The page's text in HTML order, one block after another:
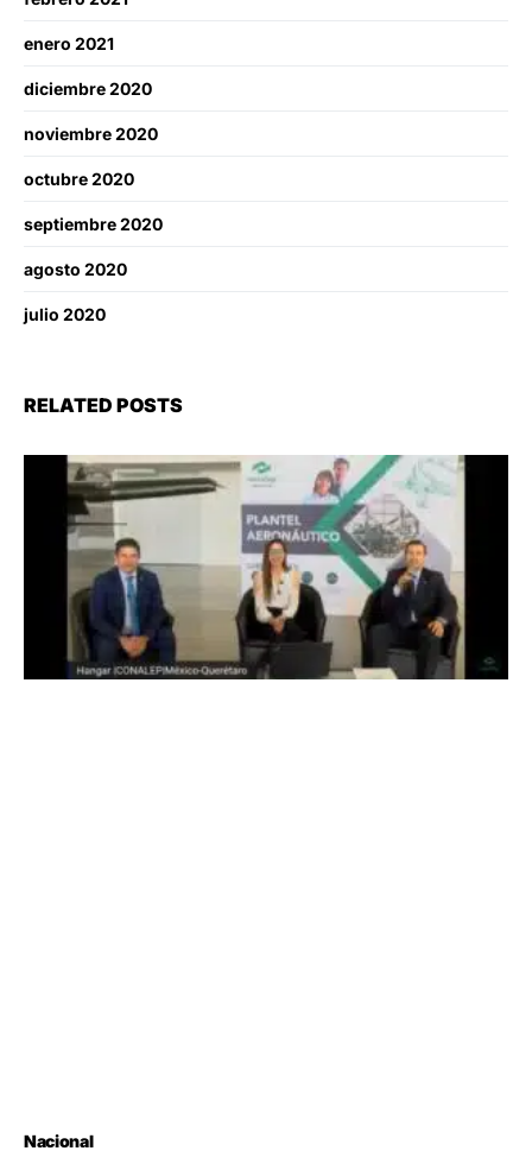
enero 2021
diciembre 2020
noviembre 2020
octubre 2020
septiembre 2020
agosto 2020
julio 2020
RELATED POSTS
Nacional